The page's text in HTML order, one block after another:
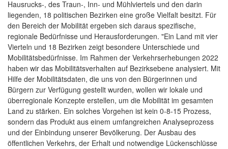
Hausrucks-, des Traun-, Inn- und Mühlviertels und den darin
liegenden, 18 politischen Bezirken eine große Vielfalt besitzt. Für
den Bereich der Mobilität ergeben sich daraus spezifische,
regionale Bedürfnisse und Herausforderungen. "Ein Land mit vier
Vierteln und 18 Bezirken zeigt besondere Unterschiede und
Mobilitätsbedürfnisse. Im Rahmen der Verkehrserhebungen 2022
haben wir das Mobilitätsverhalten auf Bezirksebene analysiert. Mit
Hilfe der Mobilitätsdaten, die uns von den Bürgerinnen und
Bürgern zur Verfügung gestellt wurden, wollen wir lokale und
überregionale Konzepte erstellen, um die Mobilität im gesamten
Land zu stärken. Ein solches Vorgehen ist kein 0-8-15 Prozess,
sondern das Produkt aus einem umfangreichen Analyseprozess
und der Einbindung unserer Bevölkerung. Der Ausbau des
öffentlichen Verkehrs, der Erhalt und notwendige Lückenschlüsse